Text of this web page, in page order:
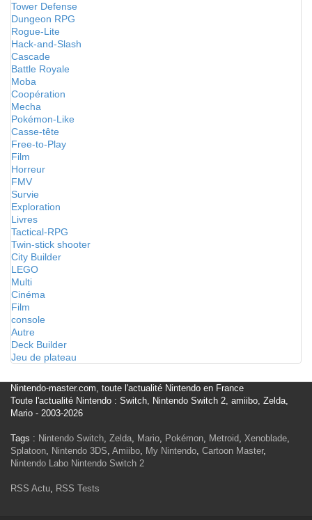
Tower Defense
Dungeon RPG
Rogue-Lite
Hack-and-Slash
Cascade
Battle Royale
Moba
Coopération
Mecha
Pokémon-Like
Casse-tête
Free-to-Play
Film
Horreur
FMV
Survie
Exploration
Livres
Tactical-RPG
Twin-stick shooter
City Builder
LEGO
Multi
Cinéma
Film
console
Autre
Deck Builder
Jeu de plateau
Nintendo-master.com, toute l'actualité Nintendo en France
Toute l'actualité Nintendo : Switch, Nintendo Switch 2, amiibo, Zelda,
Mario - 2003-2026
Tags : Nintendo Switch, Zelda, Mario, Pokémon, Metroid, Xenoblade,
Splatoon, Nintendo 3DS, Amiibo, My Nintendo, Cartoon Master,
Nintendo Labo Nintendo Switch 2
RSS Actu, RSS Tests